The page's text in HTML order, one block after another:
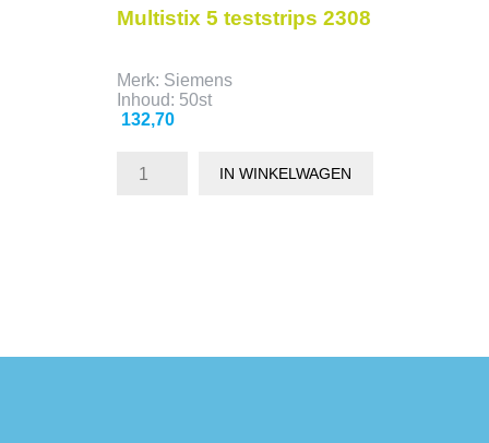
Multistix 5 teststrips 2308
Merk: Siemens
Inhoud: 50st
Prijs
132,70
IN WINKELWAGEN